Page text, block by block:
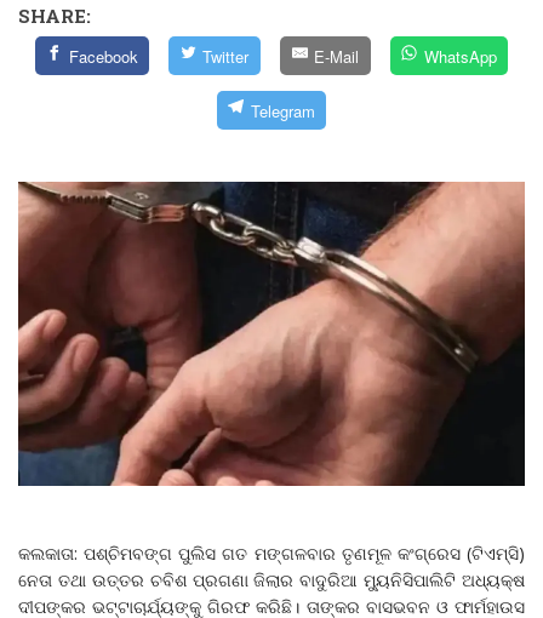
SHARE:
Facebook Twitter E-Mail WhatsApp
Telegram
କଲକାତା: ପଶ୍ଚିମବଙ୍ଗ ପୁଲିସ ଗତ ମଙ୍ଗଳବାର ତୃଣମୂଳ କଂଗ୍ରେସ (ଟିଏମ୍‌ସି)
ନେତା ତଥା ଉତ୍ତର ଚବିଶ ପ୍ରଗଣା ଜିଲାର ବାଦୁରିଆ ମ୍ୟୁନିସିପାଲିଟି ଅଧ୍ୟକ୍ଷ
ଦୀପଙ୍କର ଭଟ୍ଟାଚାର୍ଯ୍ୟଙ୍କୁ ଗିରଫ କରିଛି। ତାଙ୍କର ବାସଭବନ ଓ ଫାର୍ମହାଉସ